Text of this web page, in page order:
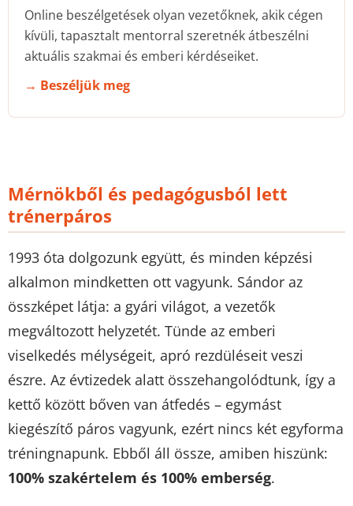
Online beszélgetések olyan vezetőknek, akik cégen
kívüli, tapasztalt mentorral szeretnék átbeszélni
aktuális szakmai és emberi kérdéseiket.
→ Beszéljük meg
Mérnökből és pedagógusból lett
trénerpáros
1993 óta dolgozunk együtt, és minden képzési
alkalmon mindketten ott vagyunk. Sándor az
összképet látja: a gyári világot, a vezetők
megváltozott helyzetét. Tünde az emberi
viselkedés mélységeit, apró rezdüléseit veszi
észre. Az évtizedek alatt összehangolódtunk, így a
kettő között bőven van átfedés – egymást
kiegészítő páros vagyunk, ezért nincs két egyforma
tréningnapunk. Ebből áll össze, amiben hiszünk:
100% szakértelem és 100% emberség.